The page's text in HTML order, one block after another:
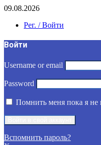
09.08.2026
Рег. / Войти
Войти
Username or email
Password
Помнить меня пока я не
Вспомнить пароль?